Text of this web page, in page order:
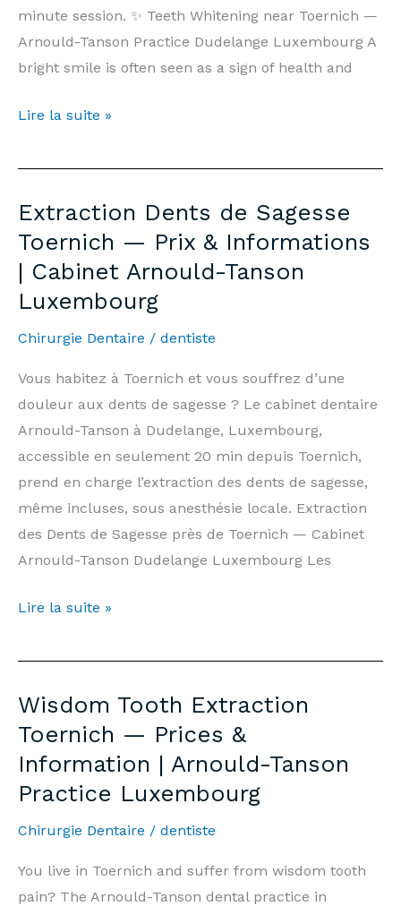
minute session. ✨ Teeth Whitening near Toernich —
Arnould-Tanson Practice Dudelange Luxembourg A
bright smile is often seen as a sign of health and
Teeth
Toernich
Price
€500
Information
Arnould-
Tanson
Practice
Luxembourg
Lire la suite »
Extraction Dents de Sagesse
Toernich — Prix & Informations
| Cabinet Arnould-Tanson
Luxembourg
Chirurgie Dentaire / dentiste
Vous habitez à Toernich et vous souffrez d’une
douleur aux dents de sagesse ? Le cabinet dentaire
Arnould-Tanson à Dudelange, Luxembourg,
accessible en seulement 20 min depuis Toernich,
prend en charge l’extraction des dents de sagesse,
même incluses, sous anesthésie locale. Extraction
des Dents de Sagesse près de Toernich — Cabinet
Arnould-Tanson Dudelange Luxembourg Les
Extraction
de
Toernich
Prix
&
Cabinet
Arnould-
Lire la suite »
Wisdom Tooth Extraction
Toernich — Prices &
Information | Arnould-Tanson
Practice Luxembourg
Chirurgie Dentaire / dentiste
You live in Toernich and suffer from wisdom tooth
pain? The Arnould-Tanson dental practice in